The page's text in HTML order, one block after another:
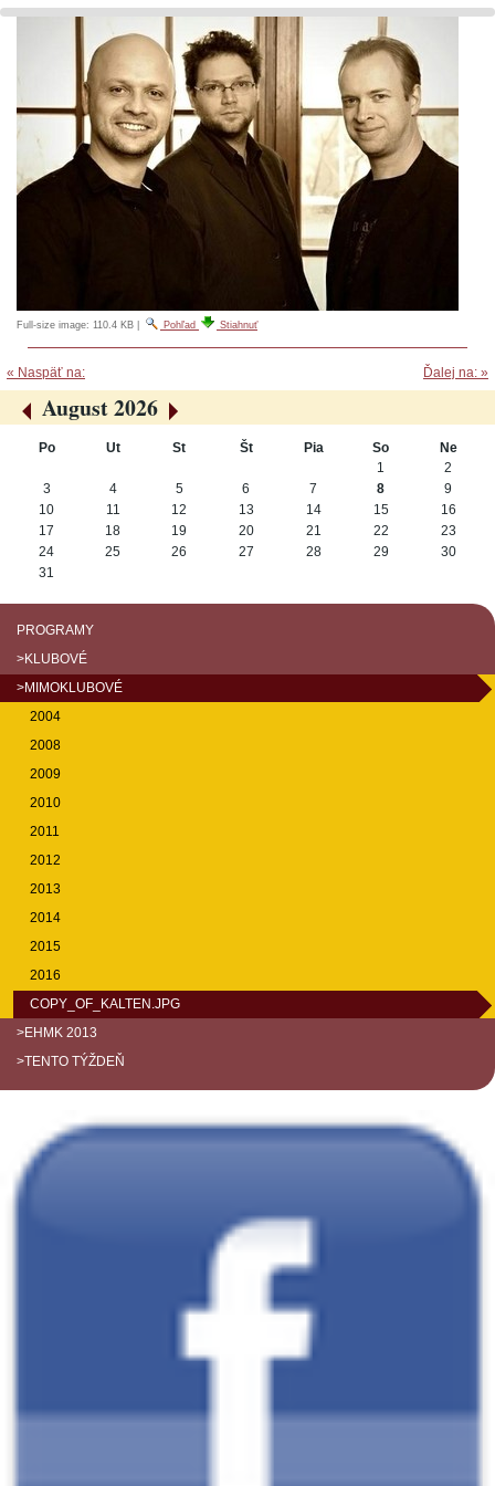
Full-size image: 110.4 KB Pohľad Stiahnuť
« Naspäť na: Ďalej na: »
«
August 2026
»
Po Ut St Št Pia So
Ne
1
2
3
4 5 6 7 8
9
10
11 12 13 14 15
16
17
18 19 20 21 22
23
24
25 26 27 28 29
30
31
PROGRAMY
>KLUBOVÉ
>MIMOKLUBOVÉ
2004
2008
2009
2010
2011
2012
2013
2014
2015
2016
COPY_OF_KALTEN.JPG
>EHMK 2013
>TENTO TÝŽDEŇ